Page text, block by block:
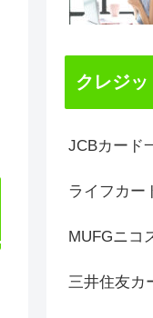
クレジ
JCBカード
ライフカー
MUFGニコ
三井住友カ